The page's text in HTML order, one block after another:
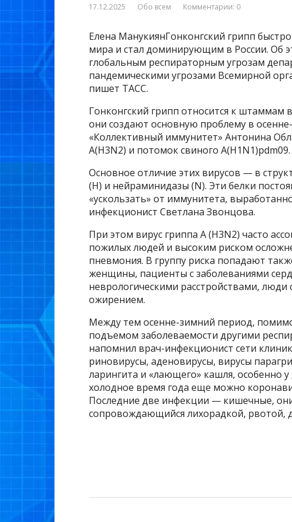
17.12.2025 Обо всем Комментарии: 0
Елена МанукиянГонконгский грипп
мира и стал доминирующим в России. Об
глобальным респираторным угрозам
пандемическими угрозами Всемирной
пишет ТАСС.
Гонконгский грипп относится к штаммам
они создают основную проблему в
«Коллективный иммунитет» Антонина
А(H3N2) и потомок свиного А(H1N1)pdm09.
Основное отличие этих вирусов — в
(H) и нейраминидазы (N). Эти белки
«ускользать» от иммунитета,
инфекционист Светлана Звонцова.
При этом вирус гриппа A (H3N2) часто
пожилых людей и высоким риском
пневмония. В группу риска попадают
женщины, пациенты с заболеваниями
неврологическими расстройствами,
ожирением.
Между тем осенне-зимний период,
подъемом заболеваемости другими
напомнил врач-инфекционист сети
риновирусы, аденовирусы, вирусы
ларингита и «лающего» кашля, особенно
холодное время года еще можно
Последние две инфекции — кишечные,
сопровождающийся лихорадкой, рвотой,